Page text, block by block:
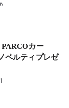
カー
ベルティプレゼ